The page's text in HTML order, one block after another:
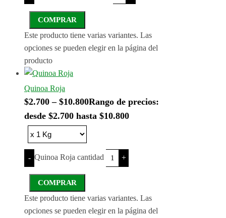
COMPRAR
Este producto tiene varias variantes. Las
opciones se pueden elegir en la página del
producto
Quinoa Roja
$2.700 – $10.800Rango de precios:
desde $2.700 hasta $10.800
- Quinoa Roja cantidad +
COMPRAR
Este producto tiene varias variantes. Las
opciones se pueden elegir en la página del